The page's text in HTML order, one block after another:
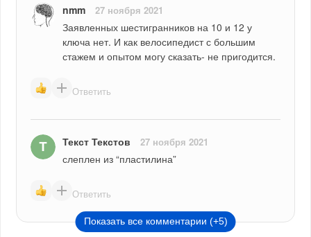
nmm 27 ноября 2021
Заявленных шестигранников на 10 и 12 у
ключа нет. И как велосипедист с большим
стажем и опытом могу сказать- не пригодится.
Ответить
Текст Текстов 27 ноября 2021
слеплен из “пластилина”
Ответить
Показать все комментарии (+5)